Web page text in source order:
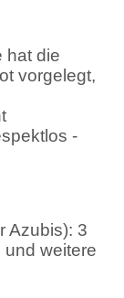
hat die
vorgelegt,
-
Azubis): 3
weitere